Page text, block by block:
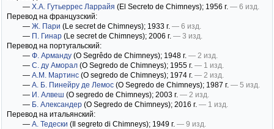
— Х.А. Гутьеррес Ларрайя (El Secreto de Chimneys); 1956 г. — 6 изд.
Перевод на французский:
— Ж. Пари (Le secret de Chimneys); 1933 г. — 6 изд.
— П. Гинар (Le secret de Chimneys); 2006 г. — 3 изд.
Перевод на португальский:
— Ф. Арманду (O Segrêdo de Chimneys); 1948 г. — 2 изд.
— С. ду Аморал (O Segredo de Chimneys); 1955 г. — 1 изд.
— А.М. Мартинс (O segredo de Chimneys); 1974 г. — 2 изд.
— А. Б. Пинейру де Лемос (O Segredo de Chimneys); 1987 г. — 5 изд.
— И. Алвеш (O segredo de Chimneys); 2003 г. — 2 изд.
— Б. Александер (O Segredo de Chimneys); 2016 г. — 1 изд.
Перевод на итальянский:
— А. Тедески (Il segreto di Chimneys); 1949 г. — 9 изд.